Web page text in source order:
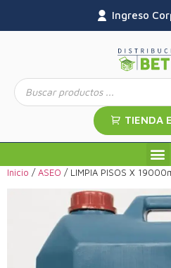
Ingreso
TIENDA
Inicio /ASEO / LIMPIA PISOS X